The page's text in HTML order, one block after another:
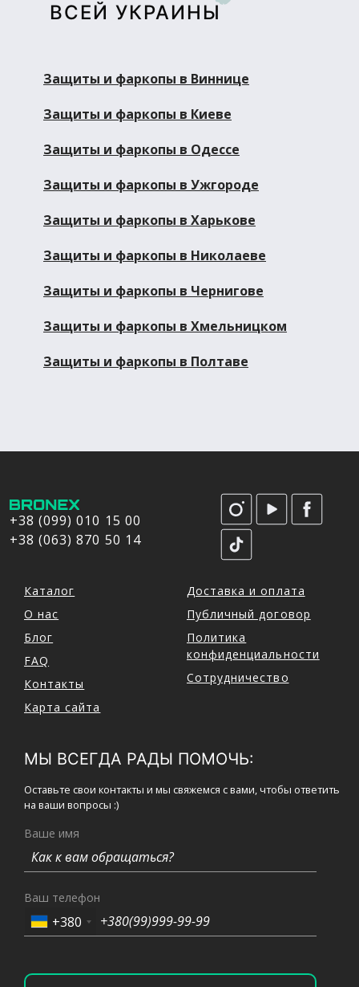
ВСЕЙ УКРАИНЫ
Защиты и фаркопы в Виннице
Защиты и фаркопы в Киеве
Защиты и фаркопы в Одессе
Защиты и фаркопы в Ужгороде
Защиты и фаркопы в Харькове
Защиты и фаркопы в Николаеве
Защиты и фаркопы в Чернигове
Защиты и фаркопы в Хмельницком
Защиты и фаркопы в Полтаве
+38 (099) 010 15 00
+38 (063) 870 50 14
Каталог
О нас
Блог
FAQ
Контакты
Карта сайта
Доставка и оплата
Публичный договор
Политика
конфиденциальности
Сотрудничество
МЫ ВСЕГДА РАДЫ ПОМОЧЬ:
Оставьте свои контакты и мы свяжемся с вами, чтобы ответить
на ваши вопросы :)
Ваше имя
Ваш телефон
+380